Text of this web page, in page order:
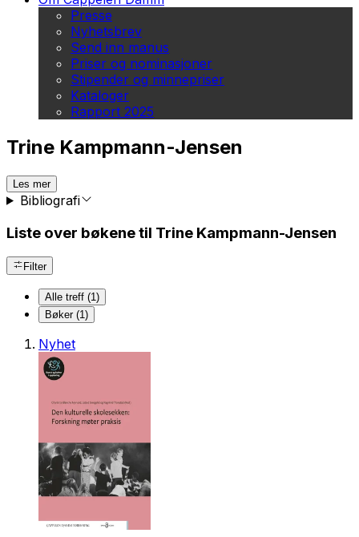
Presse
Nyhetsbrev
Send inn manus
Priser og nominasjoner
Stipender og minnepriser
Kataloger
Rapport 2025
Trine Kampmann-Jensen
Les mer
Bibliografi
Liste over bøkene til Trine Kampmann-Jensen
Filter
Alle treff (1)
Bøker (1)
Nyhet